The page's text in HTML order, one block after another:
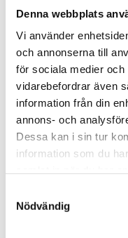
Denna webbplats
Vi använder
och annonserna till
för sociala medier
vidarebefordrar även
information från din
annons- och
Dessa kan i sin tur
information som du
Nödvändig